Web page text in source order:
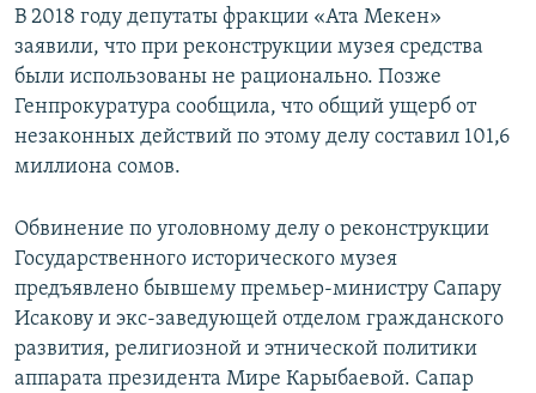
В 2018 году депутаты фракции «Ата Мекен»
заявили, что при реконструкции музея средства
были использованы не рационально. Позже
Генпрокуратура сообщила, что общий ущерб от
незаконных действий по этому делу составил 101,6
миллиона сомов.
Обвинение по уголовному делу о реконструкции
Государственного исторического музея
предъявлено бывшему премьер-министру Сапару
Исакову и экс-заведующей отделом гражданского
развития, религиозной и этнической политики
аппарата президента Мире Карыбаевой. Сапар